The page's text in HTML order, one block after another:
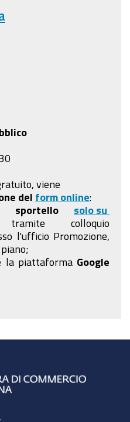
viene
del form online:
sportello solo su
tramite colloquio
l'ufficio Promozione,
la piattaforma Google